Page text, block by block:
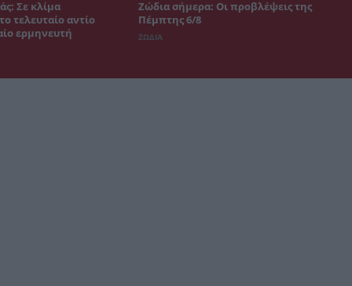
Σε κλίμα
τελευταίο αντίο
ερμηνευτή
Ζώδια σήμερα: Οι προβλέψεις της
Πέμπτης 6/8
ΖΩΔΙΑ